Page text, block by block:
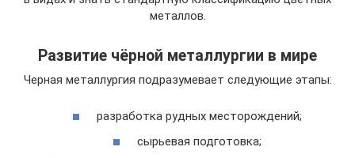
металлов.
Развитие чёрной металлургии в мире
Черная металлургия подразумевает следующие этапы:
разработка рудных месторождений;
сырьевая подготовка;